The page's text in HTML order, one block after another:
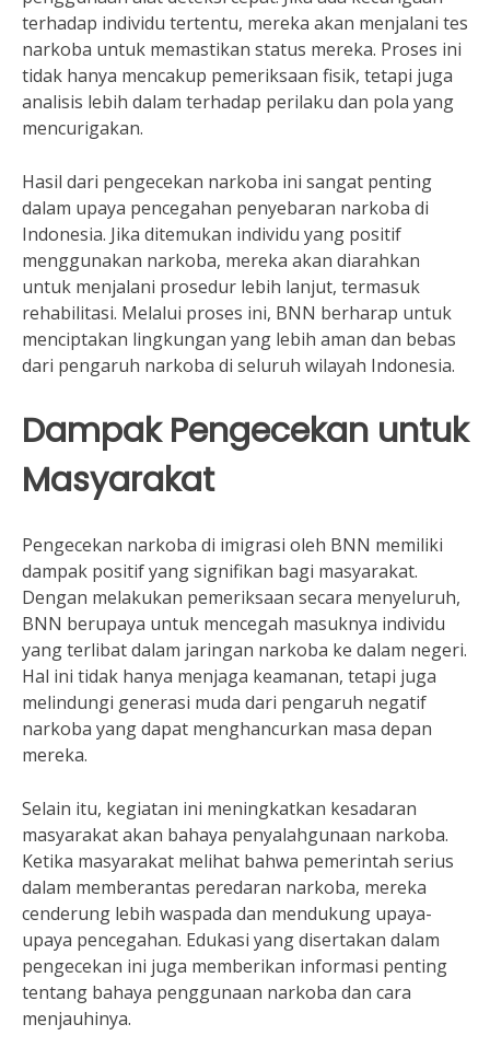
terhadap individu tertentu, mereka akan menjalani tes
narkoba untuk memastikan status mereka. Proses ini
tidak hanya mencakup pemeriksaan fisik, tetapi juga
analisis lebih dalam terhadap perilaku dan pola yang
mencurigakan.
Hasil dari pengecekan narkoba ini sangat penting
dalam upaya pencegahan penyebaran narkoba di
Indonesia. Jika ditemukan individu yang positif
menggunakan narkoba, mereka akan diarahkan
untuk menjalani prosedur lebih lanjut, termasuk
rehabilitasi. Melalui proses ini, BNN berharap untuk
menciptakan lingkungan yang lebih aman dan bebas
dari pengaruh narkoba di seluruh wilayah Indonesia.
Dampak Pengecekan untuk
Masyarakat
Pengecekan narkoba di imigrasi oleh BNN memiliki
dampak positif yang signifikan bagi masyarakat.
Dengan melakukan pemeriksaan secara menyeluruh,
BNN berupaya untuk mencegah masuknya individu
yang terlibat dalam jaringan narkoba ke dalam negeri.
Hal ini tidak hanya menjaga keamanan, tetapi juga
melindungi generasi muda dari pengaruh negatif
narkoba yang dapat menghancurkan masa depan
mereka.
Selain itu, kegiatan ini meningkatkan kesadaran
masyarakat akan bahaya penyalahgunaan narkoba.
Ketika masyarakat melihat bahwa pemerintah serius
dalam memberantas peredaran narkoba, mereka
cenderung lebih waspada dan mendukung upaya-
upaya pencegahan. Edukasi yang disertakan dalam
pengecekan ini juga memberikan informasi penting
tentang bahaya penggunaan narkoba dan cara
menjauhinya.